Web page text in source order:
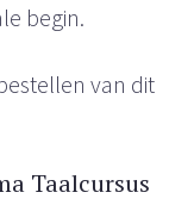
begin.
van dit
Taalcursus